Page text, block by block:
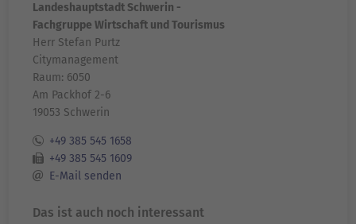
Landeshauptstadt Schwerin -
Fachgruppe Wirtschaft und Tourismus
Herr Stefan Purtz
Citymanagement
Raum: 6050
Am Packhof 2-6
19053 Schwerin
+49 385 545 1658
+49 385 545 1609
E-Mail senden
Das ist auch noch interessant